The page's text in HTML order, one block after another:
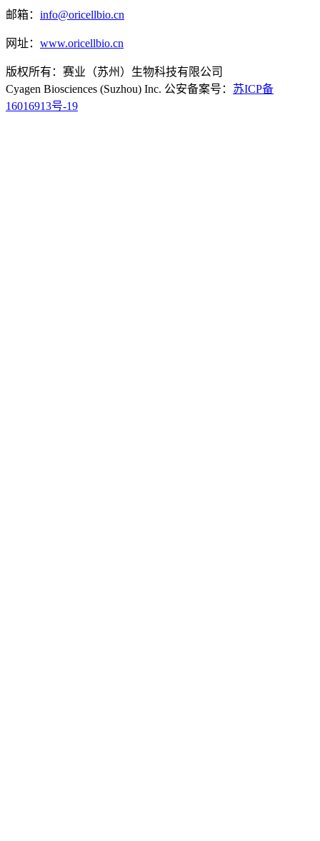
邮箱： info@oricellbio.cn
网址： www.oricellbio.cn
版权所有：赛业（苏州）生物科技有限公司
Cyagen Biosciences (Suzhou) Inc. 公安备案号： 苏ICP备
16016913号-19